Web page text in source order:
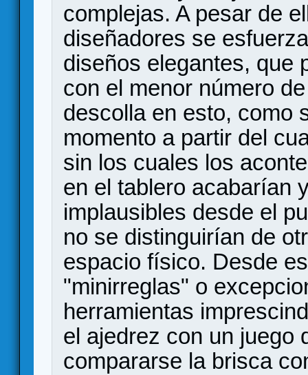
complejas. A pesar de
diseñadores se
diseños elegantes, que
con el menor número
descolla en esto, como
momento a partir del
sin los cuales los
en el tablero acabarían
implausibles desde el
no se distinguirían de
espacio físico. Desde
"minirreglas" o
herramientas
el ajedrez con un juego
compararse la brisca